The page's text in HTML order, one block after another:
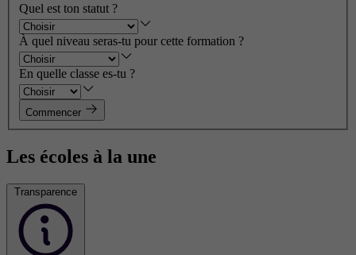
Quel est ton statut ?
À quel niveau seras-tu pour cette formation ?
En quelle classe es-tu ?
Commencer
Les écoles à la une
Transparence